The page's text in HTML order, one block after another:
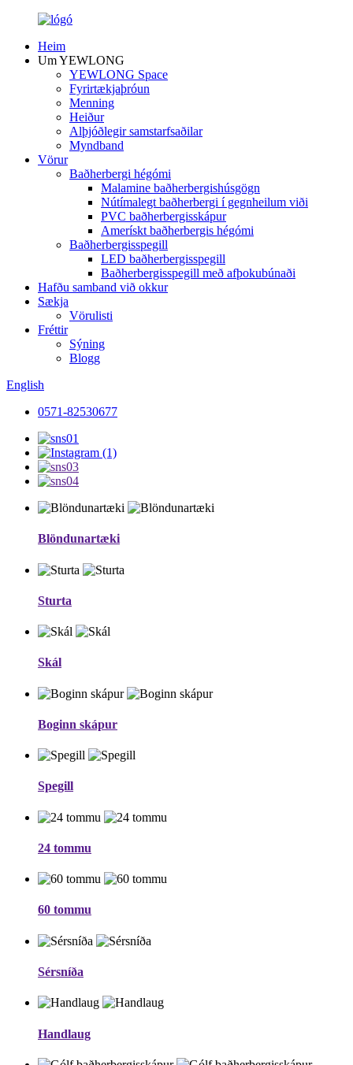
Heim
Um YEWLONG
YEWLONG Space
Fyrirtækjaþróun
Menning
Heiður
Alþjóðlegir samstarfsaðilar
Myndband
Vörur
Baðherbergi hégómi
Malamine baðherbergishúsgögn
Nútímalegt baðherbergi í gegnheilum viði
PVC baðherbergisskápur
Amerískt baðherbergis hégómi
Baðherbergisspegill
LED baðherbergisspegill
Baðherbergisspegill með afþokubúnaði
Hafðu samband við okkur
Sækja
Vörulisti
Fréttir
Sýning
Blogg
English
0571-82530677
Blöndunartæki
Sturta
Skál
Boginn skápur
Spegill
24 tommu
60 tommu
Sérsníða
Handlaug